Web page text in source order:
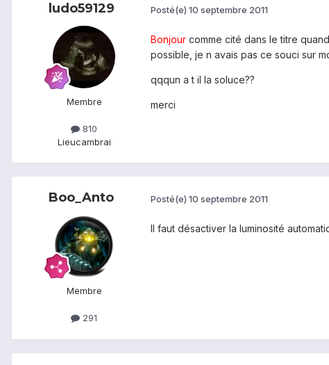
ludo59129
Membre
810
Lieucambrai
Posté(e) 10 septembre 2011
Bonjour comme cité dans le titre
possible, je n avais pas ce souci sur
qqqun a t il la soluce??
merci
Boo_Anto
Membre
291
Posté(e) 10 septembre 2011
Il faut désactiver la luminosité